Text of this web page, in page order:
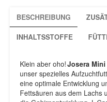
BESCHREIBUNG
INHALTSSTOFFE
Klein aber oho!Josera
unser spezielles
eine optimale Entwicklung
Fettsäuren aus dem Lachs